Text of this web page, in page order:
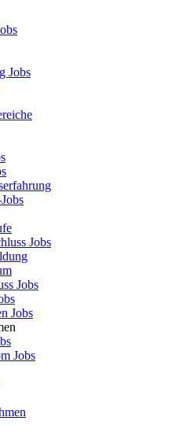
Jobs
Jobs
Jobs
Jobs
Jobs